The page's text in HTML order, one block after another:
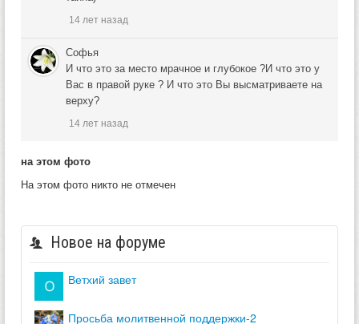
14 лет назад
Софья
И что это за место мрачное и глубокое ?И что это у
Вас в правой руке ? И что это Вы высматриваете на
верху?
14 лет назад
на этом фото
На этом фото никто не отмечен
Новое на форуме
ветхий завет
просьба молитвенной поддержки-2